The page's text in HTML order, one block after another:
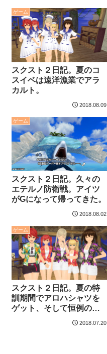
ゲーム
スクスト２日記。夏のコ
スイベは遠洋漁業でアラ
カルト。
2018.08.09
ゲーム
スクスト２日記。久々の
エテルノ防衛戦。アイツ
がGになって帰ってきた。
2018.08.02
ゲーム
スクスト２日記。夏の特
訓期間でアロハシャツを
ゲット、そして恒例の水
着コスはやっぱり・・・
2018.07.20